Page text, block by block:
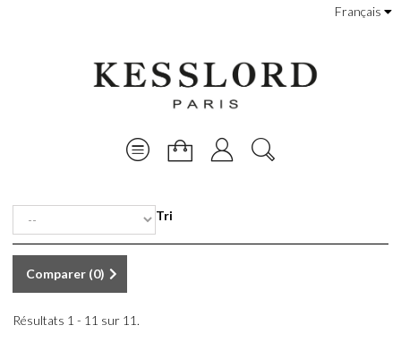
Français
Tri
Comparer (0)
Résultats 1 - 11 sur 11.